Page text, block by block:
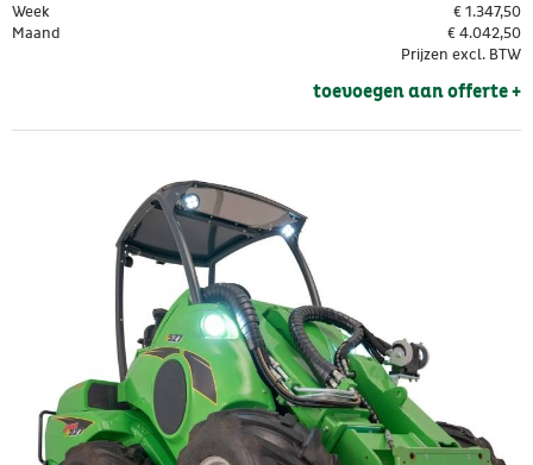
Week
€ 1.347,50
Maand
€ 4.042,50
Prijzen excl. BTW
toevoegen aan offerte +